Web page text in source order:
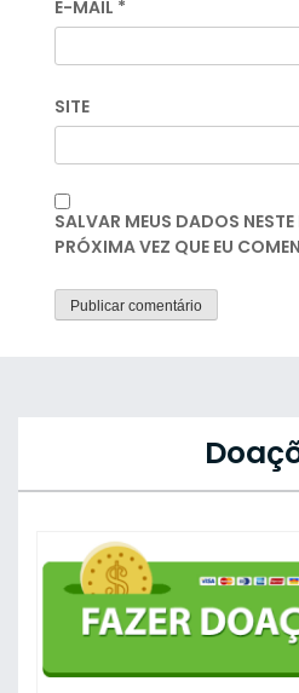
E-MAIL *
SITE
SALVAR MEUS DADOS
PRÓXIMA VEZ QUE EU